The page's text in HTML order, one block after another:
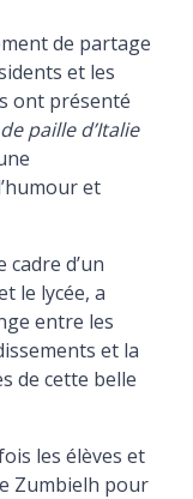
de partage
et les
ont présenté
paille d’Italie
et
d’un
le lycée, a
entre les
et la
de cette belle
les élèves et
Zumbielh pour